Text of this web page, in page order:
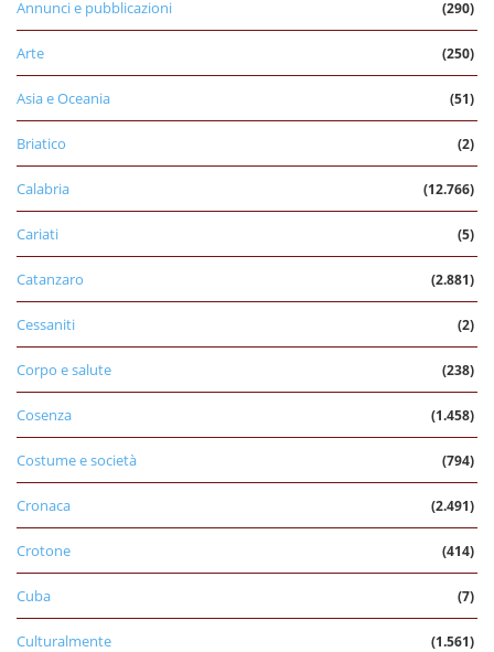
Annunci e pubblicazioni (290)
Arte (250)
Asia e Oceania (51)
Briatico (2)
Calabria (12.766)
Cariati (5)
Catanzaro (2.881)
Cessaniti (2)
Corpo e salute (238)
Cosenza (1.458)
Costume e società (794)
Cronaca (2.491)
Crotone (414)
Cuba (7)
Culturalmente (1.561)